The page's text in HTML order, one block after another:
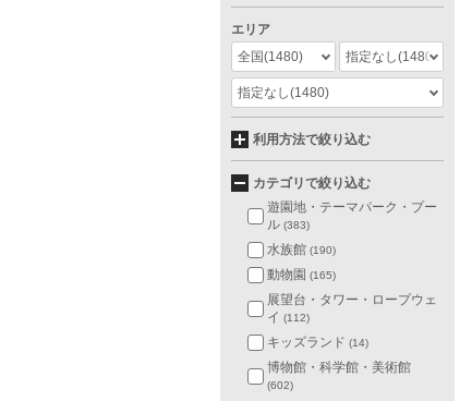
エリア
全国(1480) 指定なし(1480)
指定なし(1480)
利用方法で絞り込む
カテゴリで絞り込む
遊園地・テーマパーク・プー
ル (383)
水族館 (190)
動物園 (165)
展望台・タワー・ロープウェ
イ (112)
キッズランド (14)
博物館・科学館・美術館
(602)